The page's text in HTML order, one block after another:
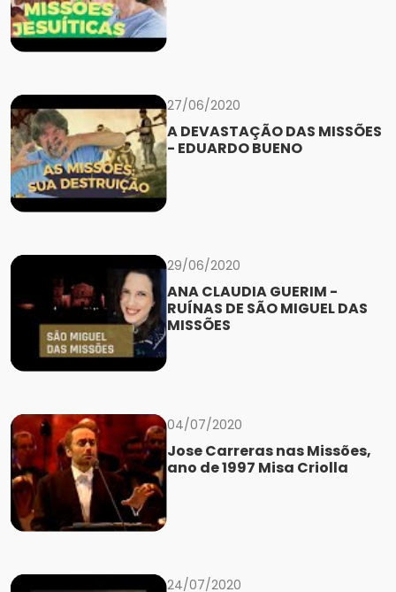
27/06/2020
A DEVASTAÇÃO DAS MISSÕES
- EDUARDO BUENO
29/06/2020
ANA CLAUDIA GUERIM -
RUÍNAS DE SÃO MIGUEL DAS
MISSÕES
04/07/2020
Jose Carreras nas Missões,
ano de 1997 Misa Criolla
24/07/2020